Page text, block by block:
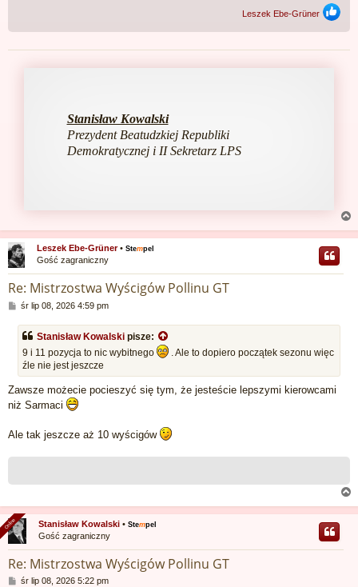
Leszek Ebe-Grüner
Stanisław Kowalski
Prezydent Beatudzkiej Republiki
Demokratycznej i II Sekretarz LPS
a
g
Leszek Ebe-Grüner •Stempel
Gość zagraniczny
Re: Mistrzostwa Wyścigów Pollinu GT
P
s
śr lip 08, 2026 4:59 pm
Stanisław Kowalski pisze:
9 i 11 pozycja to nic wybitnego
. Ale to dopiero początek sezonu więc
źle nie jest jeszcze
Zawsze możecie pocieszyć się tym, że jesteście lepszymi kierowcami
niż Sarmaci
Ale tak jeszcze aż 10 wyścigów
a
g
Stanisław Kowalski •Stempel
Gość zagraniczny
Re: Mistrzostwa Wyścigów Pollinu GT
Pśr lip 08, 2026 5:22 pm
Online
Online